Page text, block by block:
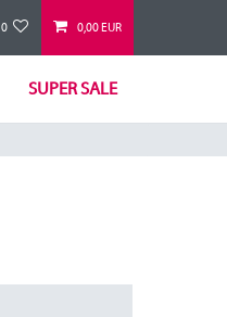
0 0,00 EUR
SUPER SALE